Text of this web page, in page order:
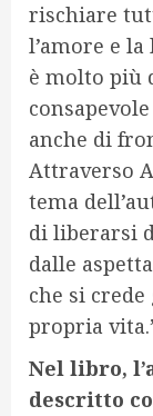
rischiare
l’amore e
è molto più
anche di
Attraverso
tema
di liberarsi
dalle
che si
propria
Nel libro,
descritto